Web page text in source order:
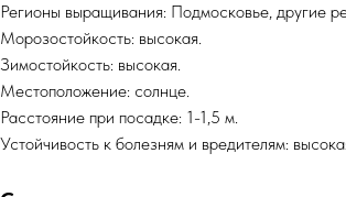
Регионы выращивания: Подмосковье, другие
Морозостойкость: высокая.
Зимостойкость: высокая.
Местоположение: солнце.
Расстояние при посадке: 1-1,5 м.
Устойчивость к болезням и вредителям: